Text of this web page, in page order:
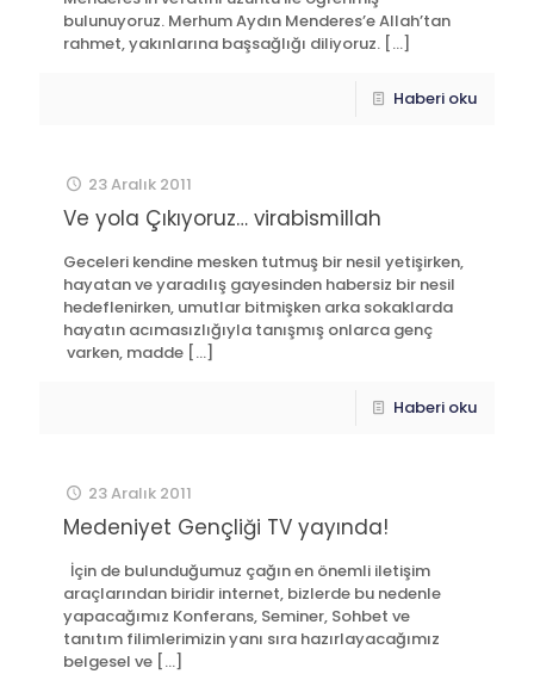
bulunuyoruz. Merhum Aydın Menderes’e Allah’tan
rahmet, yakınlarına başsağlığı diliyoruz. […]
Haberi oku
23 Aralık 2011
Ve yola Çıkıyoruz… virabismillah
Geceleri kendine mesken tutmuş bir nesil yetişirken,
hayatan ve yaradılış gayesinden habersiz bir nesil
hedeflenirken, umutlar bitmişken arka sokaklarda
hayatın acımasızlığıyla tanışmış onlarca genç
varken, madde […]
Haberi oku
23 Aralık 2011
Medeniyet Gençliği TV yayında!
İçin de bulunduğumuz çağın en önemli iletişim
araçlarından biridir internet, bizlerde bu nedenle
yapacağımız Konferans, Seminer, Sohbet ve
tanıtım filimlerimizin yanı sıra hazırlayacağımız
belgesel ve […]